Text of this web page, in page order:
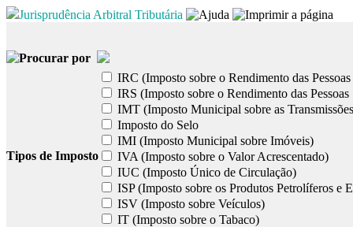
Jurisprudência Arbitral Tributária
Procurar por
IRC (Imposto sobre o Rendimento das
IRS (Imposto sobre o Rendimento das Pessoas
IMT (Imposto Municipal sobre as
Imposto do Selo
IMI (Imposto Municipal sobre Imóveis)
Tipos de Imposto
IVA (Imposto sobre o Valor Acrescentado)
IUC (Imposto Único de Circulação)
ISP (Imposto sobre os Produtos Petrolíferos e
ISV (Imposto sobre Veículos)
IT (Imposto sobre o Tabaco)